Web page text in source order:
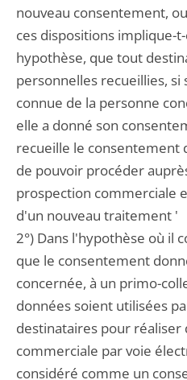
nouveau consentement,
ces dispositions implique-
hypothèse, que tout
personnelles recueillies,
connue de la personne
elle a donné son
recueille le consentement
de pouvoir procéder
prospection commerciale
d'un nouveau traitement '
2°) Dans l'hypothèse où il
que le consentement
concernée, à un primo-
données soient utilisées
destinataires pour réaliser
commerciale par voie
considéré comme un